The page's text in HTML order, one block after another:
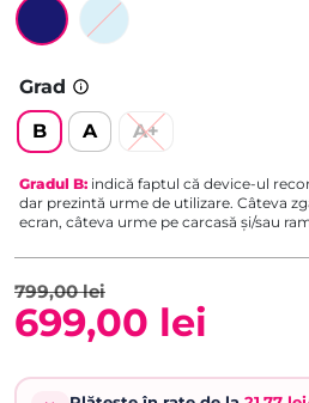
Grad
A+
A
B
Gradul B: indică faptul că device-ul
dar prezintă urme de utilizare. Câteva
ecran, câteva urme pe carcasă și/sau
799,00lei
699,00 lei